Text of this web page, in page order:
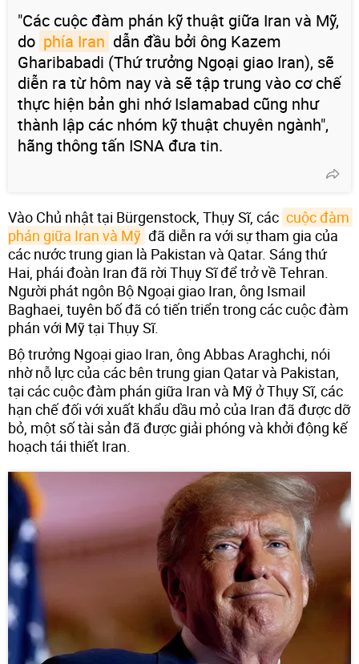
"Các cuộc đàm phán kỹ thuật giữa Iran và Mỹ,
do phía Iran dẫn đầu bởi ông Kazem
Gharibabadi (Thứ trưởng Ngoại giao Iran), sẽ
diễn ra từ hôm nay và sẽ tập trung vào cơ chế
thực hiện bản ghi nhớ Islamabad cũng như
thành lập các nhóm kỹ thuật chuyên ngành",
hãng thông tấn ISNA đưa tin.
Vào Chủ nhật tại Bürgenstock, Thụy Sĩ, các cuộc đàm
phán giữa Iran và Mỹ đã diễn ra với sự tham gia của
các nước trung gian là Pakistan và Qatar. Sáng thứ
Hai, phái đoàn Iran đã rời Thụy Sĩ để trở về Tehran.
Người phát ngôn Bộ Ngoại giao Iran, ông Ismail
Baghaei, tuyên bố đã có tiến triển trong các cuộc đàm
phán với Mỹ tại Thụy Sĩ.
Bộ trưởng Ngoại giao Iran, ông Abbas Araghchi, nói
nhờ nỗ lực của các bên trung gian Qatar và Pakistan,
tại các cuộc đàm phán giữa Iran và Mỹ ở Thụy Sĩ, các
hạn chế đối với xuất khẩu dầu mỏ của Iran đã được dỡ
bỏ, một số tài sản đã được giải phóng và khởi động kế
hoạch tái thiết Iran.